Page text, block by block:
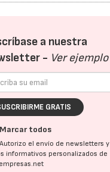
a nuestra
- Ver ejemplo
GRATIS
Marcar todos
Autorizo el envío de newsletters y
informativos personalizados de